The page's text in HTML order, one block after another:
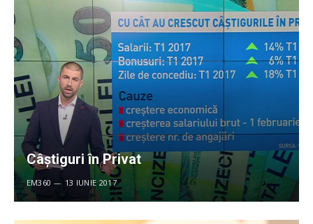
Câștiguri în Privat
EM360 13 IUNIE 2017